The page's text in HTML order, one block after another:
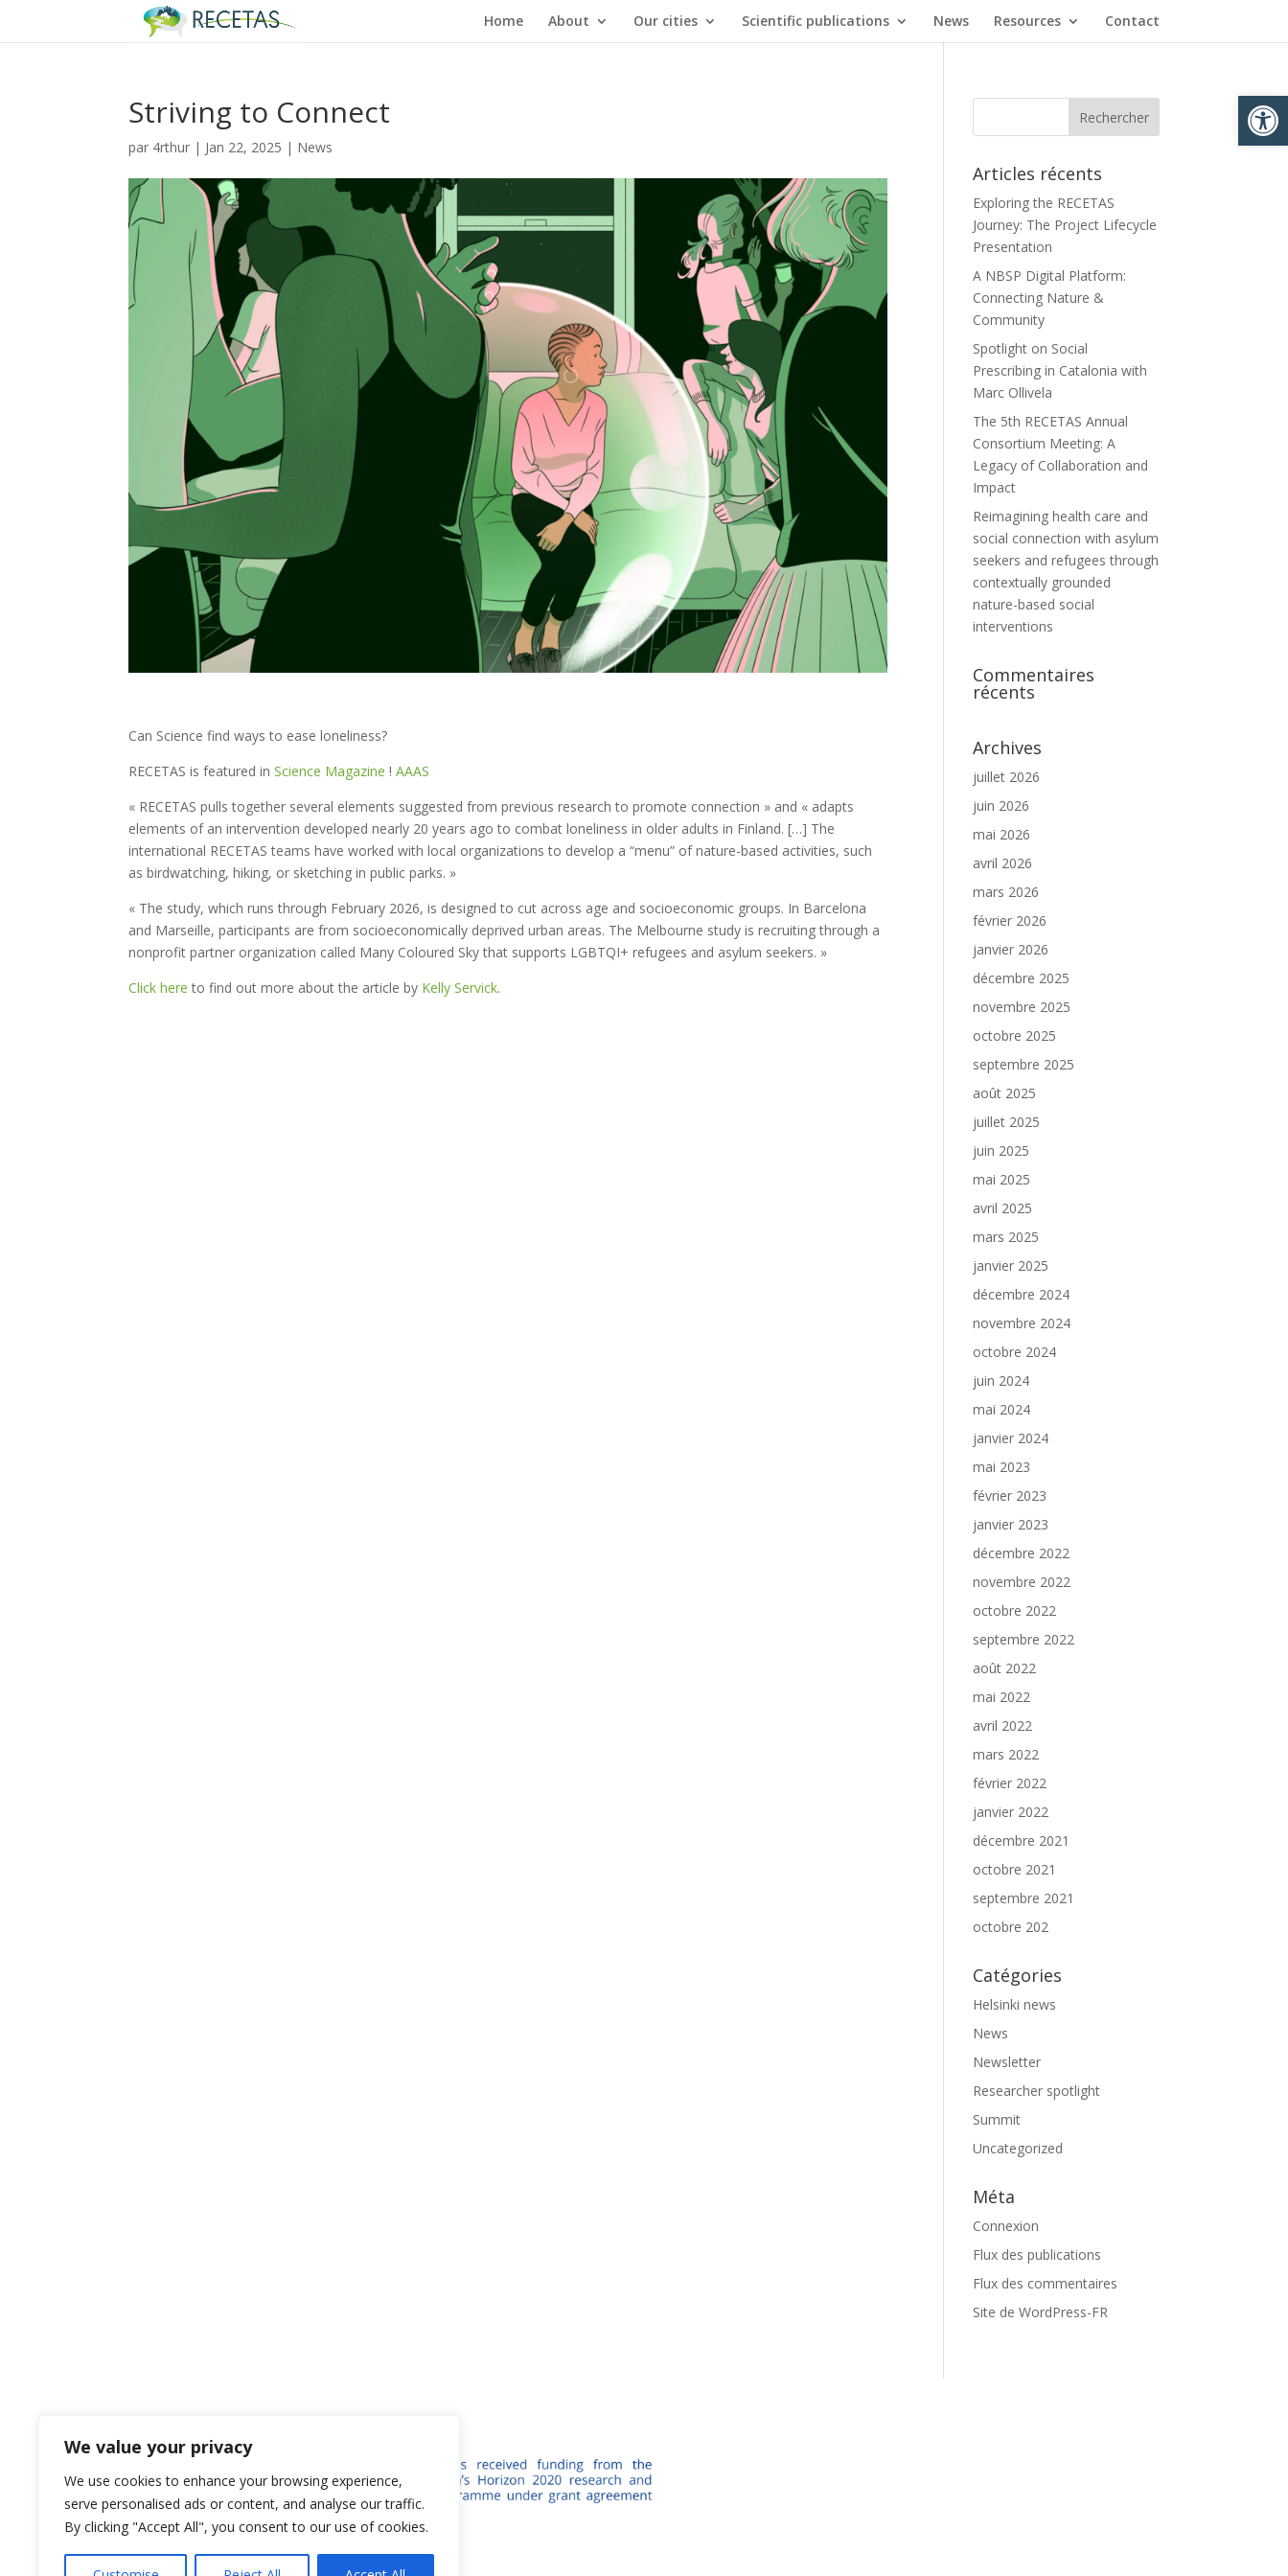
Ouvrir
We value your privacy
We use cookies to enhance your browsing experience,
serve personalised ads or content, and analyse our traffic.
By clicking "Accept All", you consent to our use of cookies.
Home About Our cities Scientific publications News Resources Contact
Striving to Connect
par 4rthur | Jan 22, 2025 | News
Can Science find ways to ease loneliness?
RECETAS is featured inScience Magazine !AAAS
« RECETAS pulls together several elements suggested from previous research to promote connection » and « adapts
elements of an intervention developed nearly 20 years ago to combat loneliness in older adults in Finland. […] The
international RECETAS teams have worked with local organizations to develop a “menu” of nature-based activities, such
as birdwatching, hiking, or sketching in public parks. »
« The study, which runs through February 2026, is designed to cut across age and socioeconomic groups. In Barcelona
and Marseille, participants are from socioeconomically deprived urban areas. The Melbourne study is recruiting through a
nonprofit partner organization called Many Coloured Sky that supports LGBTQI+ refugees and asylum seekers. »
Click here to find out more about the article by Kelly Servick.
Articles récents
Exploring the RECETAS
Journey: The Project Lifecycle
Presentation
A NBSP Digital Platform:
Connecting Nature &
Community
Spotlight on Social
Prescribing in Catalonia with
Marc Ollivela
The 5th RECETAS Annual
Consortium Meeting: A
Legacy of Collaboration and
Impact
Reimagining health care and
social connection with asylum
seekers and refugees through
contextually grounded
nature-based social
interventions
Commentaires
récents
Archives
juillet 2026
juin 2026
mai 2026
avril 2026
mars 2026
février 2026
janvier 2026
décembre 2025
novembre 2025
octobre 2025
septembre 2025
août 2025
juillet 2025
juin 2025
mai 2025
avril 2025
mars 2025
janvier 2025
décembre 2024
novembre 2024
octobre 2024
juin 2024
mai 2024
janvier 2024
mai 2023
février 2023
janvier 2023
décembre 2022
novembre 2022
octobre 2022
septembre 2022
août 2022
mai 2022
avril 2022
mars 2022
février 2022
janvier 2022
décembre 2021
octobre 2021
septembre 2021
octobre 202
Catégories
Helsinki news
News
Newsletter
Researcher spotlight
Summit
Uncategorized
Méta
Connexion
Flux des publications
Flux des commentaires
Site de WordPress-FR